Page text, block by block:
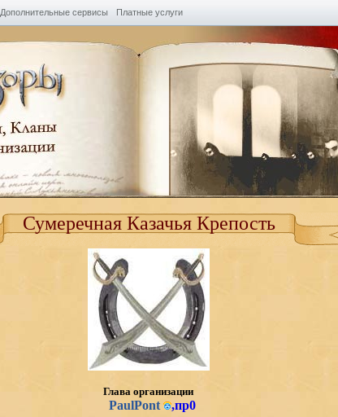
Дополнительные сервисы Платные услуги
Сумеречная Казачья Крепость
Глава организации
PaulPont ,пр0